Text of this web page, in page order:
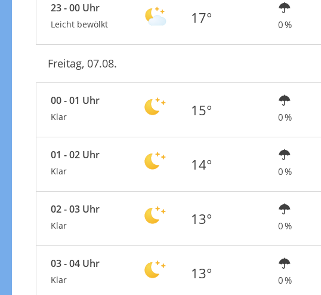
23 - 00 Uhr
Leicht bewölkt 17° 0 %
Freitag, 07.08.
00 - 01 Uhr
Klar 15° 0 %
01 - 02 Uhr
Klar 14° 0 %
02 - 03 Uhr
Klar 13° 0 %
03 - 04 Uhr
Klar 13° 0 %